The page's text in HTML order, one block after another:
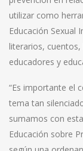
utilizar como
Educación Sexual
literarios,
educadores y
“Es importante el
tema tan
sumamos con
Educación sobre